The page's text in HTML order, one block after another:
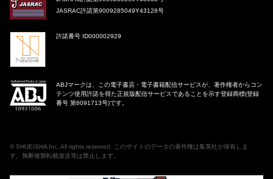
JASRAC許諾第9009285049Y43128号
許諾番号 ID000002929
ABJマークは、この電子書店・電子書籍配信サービスが、著作権者からコン
テンツ使用許諾を得た正規版配信サービスであることを示す登録商標(登録
番号 第6091713号)です。
© SHUEISHA Inc . All rights reserved. このサイトのデータの著作権は集英社が保有しま
す。無断複製転載放送等は禁止します。